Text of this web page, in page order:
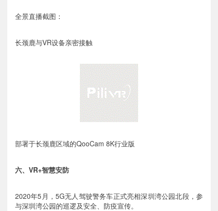
全景直播截图：
长颈鹿与VR设备亲密接触
部署于长颈鹿区域的QooCam 8K行业版
六、VR+智慧安防
2020年5月，5G无人驾驶警务车正式亮相深圳湾公园北段，参
与深圳湾公园的巡逻及安全、防疫宣传。